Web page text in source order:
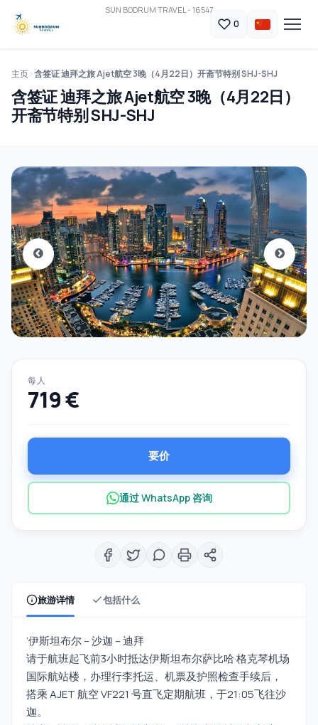
SUN BODRUM TRAVEL - 16547
0
主页 含签证 迪拜之旅 Ajet航空 3晚（4月22日）开斋节特别 SHJ-SHJ
含签证 迪拜之旅 Ajet航空 3晚（4月22日）
开斋节特别 SHJ-SHJ
旅游详情 包括什么
‘伊斯坦布尔 – 沙迦 – 迪拜
请于航班起飞前3小时抵达伊斯坦布尔萨比哈·格克琴机场
国际航站楼，办理行李托运、机票及护照检查手续后，
搭乘 AJET 航空 VF221 号直飞定期航班，于21:05飞往沙
迦。
每人
719 €
要价
通过 WhatsApp 咨询